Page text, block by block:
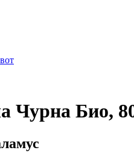
Чурна Био,